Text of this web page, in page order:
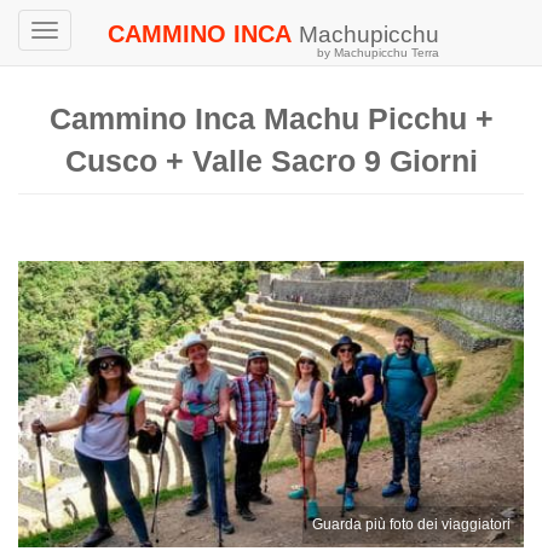
Toggle
CAMMINO INCA Machupicchu
by Machupicchu Terra
Cammino Inca Machu Picchu +
Cusco + Valle Sacro 9 Giorni
Guarda più foto dei viaggiatori